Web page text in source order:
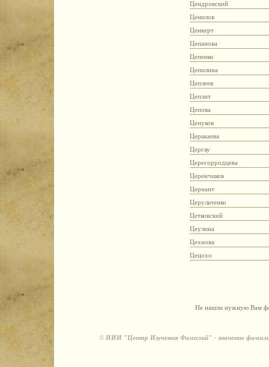
Цендровский
Ценилов
Ценкерт
Цепанова
Цепенко
Цепилина
Цеплеев
Цеплит
Цепова
Цепуков
Церакаева
Цергау
Церегорродцева
Церенчиков
Цернант
Церульченко
Цетковский
Цеулина
Цехнова
Цецохо
Не нашли нужную Вам
© НИИ "Центр Изучения Фамилий" - значение